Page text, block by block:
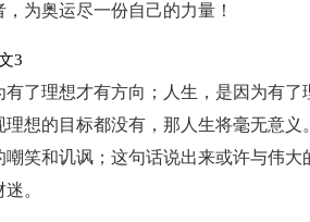
为奥运尽一份自己的力量！
3
有了理想才有方向；人生，是因为有
理想的目标都没有，那人生将毫无意
嘲笑和讥讽；这句话说出来或许与伟
。